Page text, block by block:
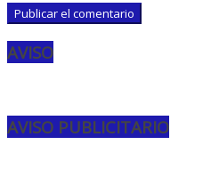
AVISO
AVISO PUBLICITARIO